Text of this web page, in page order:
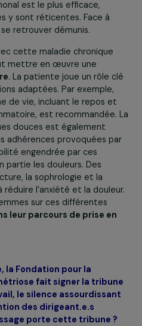
est seule et malade peut
couverture sociale moins
? Existe-t-il des
à l’heure
même sion ne peut pas
traitements de « première
antalgiques, qui s’avèrent
dans le cas de dérivés
première intention le plus
la suppression des règles
de l’inflammation et donc
Pour arrêter les règles,
grâce à une pilule
avoir des effets
de poids ou la dépression.
est le plus efficace,
y sont réticentes. Face à
se retrouver démunis.